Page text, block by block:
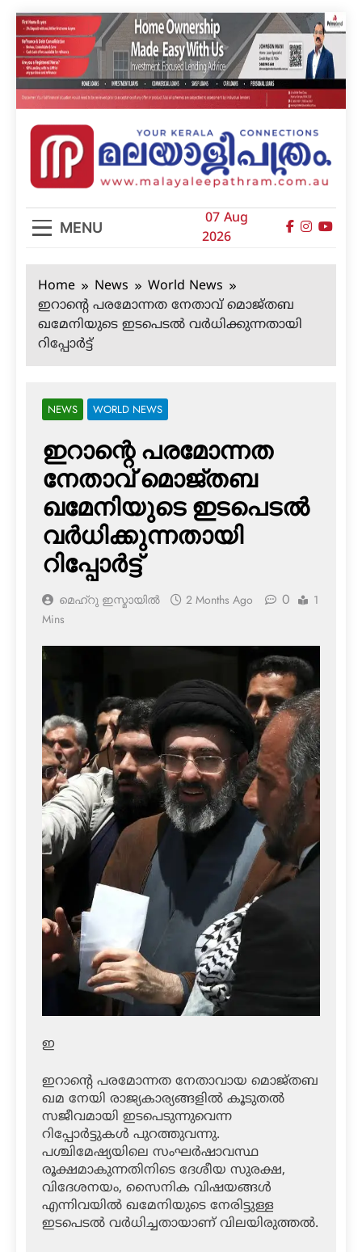
Skip
to
content
മലയാളിപത്രം
MENU
07 Aug
2026
Home News
World News
ഇറാന്റെ പരമോന്നത നേതാവ് മൊജ്തബ
ഖമേനിയുടെ ഇടപെടൽ വർധിക്കുന്നതായി
റിപ്പോർട്ട്
NEWS WORLD NEWS
ഇറാന്റെ പരമോന്നത
നേതാവ് മൊജ്തബ
ഖമേനിയുടെ ഇടപെടൽ
വർധിക്കുന്നതായി
റിപ്പോർട്ട്
മെഹ്റു ഇസ്മായില്‍ 2 Months Ago 0
1
Mins
ഇ
ഇറാന്റെ പരമോന്നത നേതാവായ മൊജ്തബ
ഖമ നേയി രാജ്യകാര്യങ്ങളിൽ കൂടുതൽ
സജീവമായി ഇടപെടുന്നുവെന്ന
റിപ്പോർട്ടുകൾ പുറത്തുവന്നു.
പശ്ചിമേഷ്യയിലെ സംഘർഷാവസ്ഥ
രൂക്ഷമാകുന്നതിനിടെ ദേശീയ സുരക്ഷ,
വിദേശനയം, സൈനിക വിഷയങ്ങൾ
എന്നിവയിൽ ഖമേനിയുടെ നേരിട്ടുള്ള
ഇടപെടൽ വർധിച്ചതായാണ് വിലയിരുത്തൽ.